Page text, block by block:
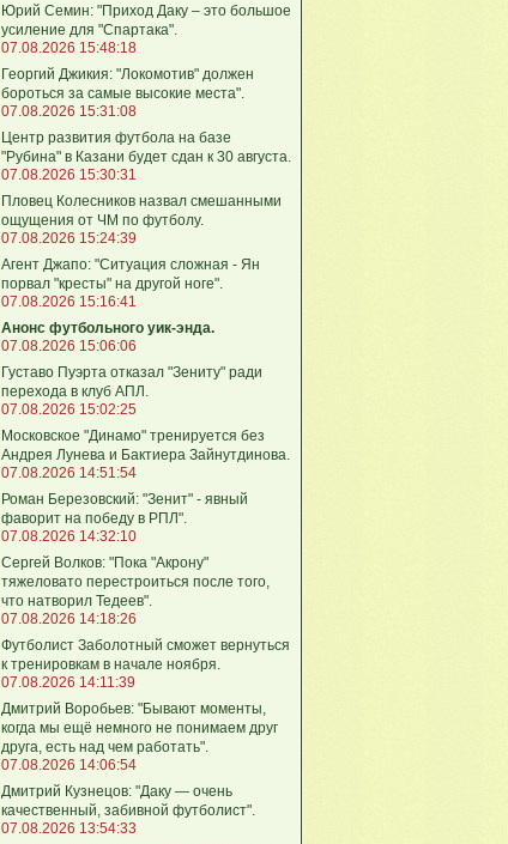
Юрий Семин: "Приход Даку – это большое
усиление для "Спартака".
07.08.2026 15:48:18
Георгий Джикия: "Локомотив" должен
бороться за самые высокие места".
07.08.2026 15:31:08
Центр развития футбола на базе
"Рубина" в Казани будет сдан к 30 августа.
07.08.2026 15:30:31
Пловец Колесников назвал смешанными
ощущения от ЧМ по футболу.
07.08.2026 15:24:39
Агент Джапо: "Ситуация сложная - Ян
порвал "кресты" на другой ноге".
07.08.2026 15:16:41
Анонс футбольного уик-энда.
07.08.2026 15:06:06
Густаво Пуэрта отказал "Зениту" ради
перехода в клуб АПЛ.
07.08.2026 15:02:25
Московское "Динамо" тренируется без
Андрея Лунева и Бактиера Зайнутдинова.
07.08.2026 14:51:54
Роман Березовский: "Зенит" - явный
фаворит на победу в РПЛ".
07.08.2026 14:32:10
Сергей Волков: "Пока "Акрону"
тяжеловато перестроиться после того,
что натворил Тедеев".
07.08.2026 14:18:26
Футболист Заболотный сможет вернуться
к тренировкам в начале ноября.
07.08.2026 14:11:39
Дмитрий Воробьев: "Бывают моменты,
когда мы ещё немного не понимаем друг
друга, есть над чем работать".
07.08.2026 14:06:54
Дмитрий Кузнецов: "Даку — очень
качественный, забивной футболист".
07.08.2026 13:54:33